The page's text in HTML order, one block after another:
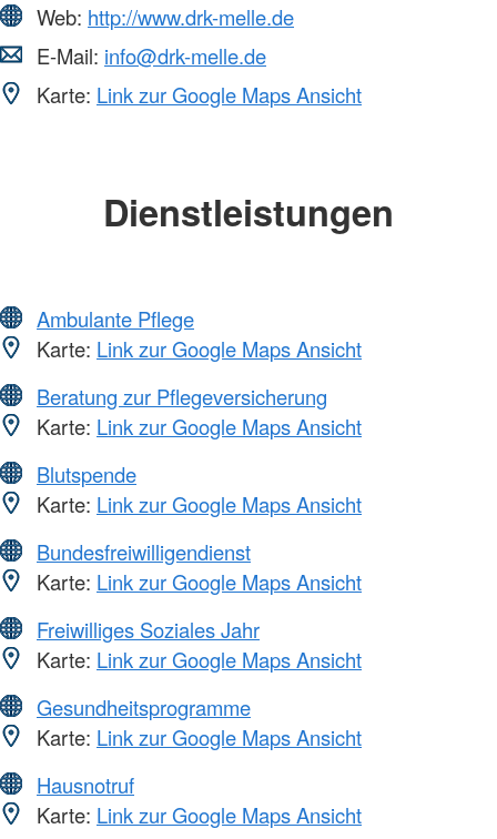
Web: http://www.drk-melle.de
E-Mail: info@drk-melle.de
Karte: Link zur Google Maps Ansicht
Dienstleistungen
Ambulante Pflege
Karte: Link zur Google Maps Ansicht
Beratung zur Pflegeversicherung
Karte: Link zur Google Maps Ansicht
Blutspende
Karte: Link zur Google Maps Ansicht
Bundesfreiwilligendienst
Karte: Link zur Google Maps Ansicht
Freiwilliges Soziales Jahr
Karte: Link zur Google Maps Ansicht
Gesundheitsprogramme
Karte: Link zur Google Maps Ansicht
Hausnotruf
Karte: Link zur Google Maps Ansicht